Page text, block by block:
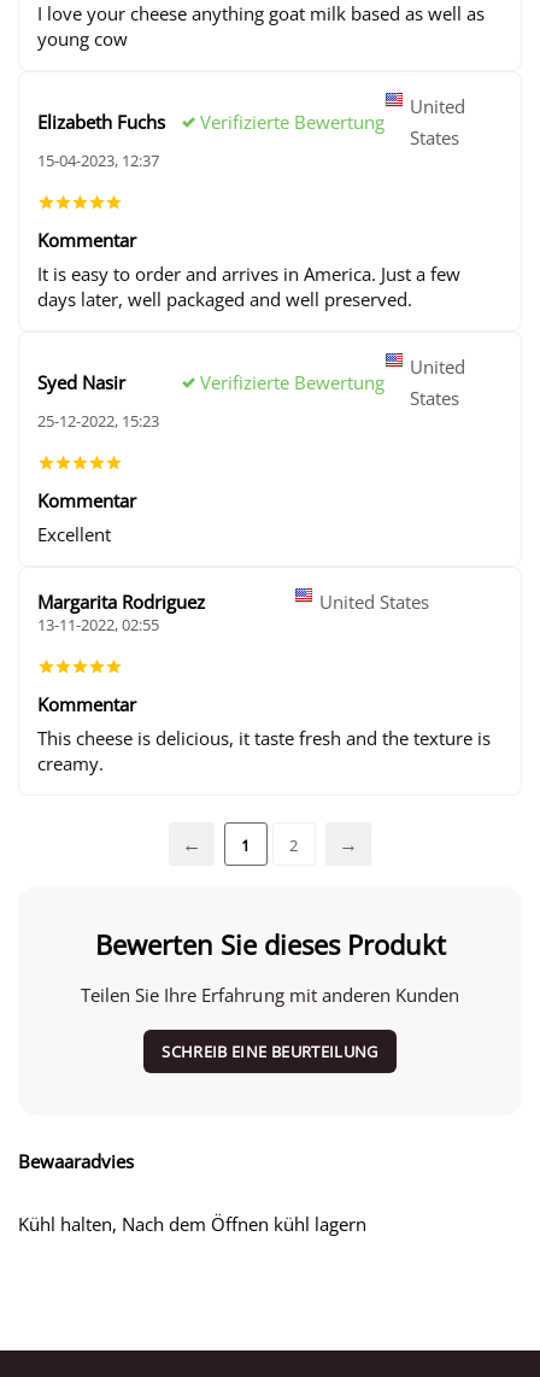
I love your cheese anything goat milk based as well as
young cow
Elizabeth Fuchs Verifizierte Bewertung
United
States
15-04-2023, 12:37
Kommentar
It is easy to order and arrives in America. Just a few
days later, well packaged and well preserved.
Syed Nasir Verifizierte Bewertung
United
States
25-12-2022, 15:23
Kommentar
Excellent
Margarita Rodriguez United States
13-11-2022, 02:55
Kommentar
This cheese is delicious, it taste fresh and the texture is
creamy.
1 2
Bewerten Sie dieses Produkt
Teilen Sie Ihre Erfahrung mit anderen Kunden
SCHREIB EINE BEURTEILUNG
Bewaaradvies
Kühl halten, Nach dem Öffnen kühl lagern